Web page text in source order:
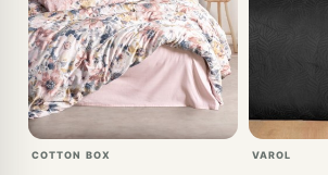
COTTON BOX VAROL